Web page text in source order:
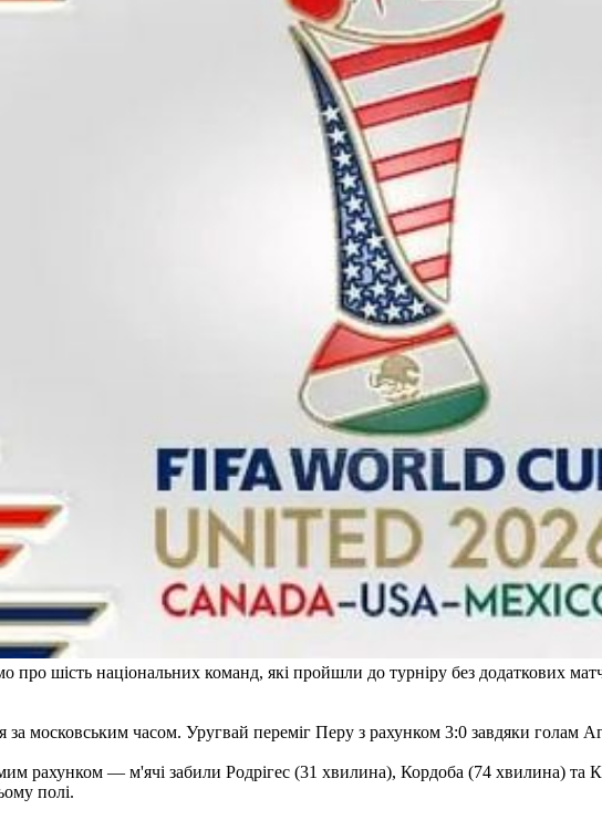
про шість національних команд, які пройшли до турніру без додаткових
за московським часом. Уругвай переміг Перу з рахунком 3:0 завдяки
рахунком — м'ячі забили Родрігес (31 хвилина), Кордоба (74 хвилина) та
полі.